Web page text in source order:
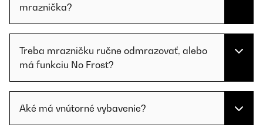
mraznička?
Treba mrazničku ručne odmrazovať, alebo
má funkciu No Frost?
Aké má vnútorné vybavenie?